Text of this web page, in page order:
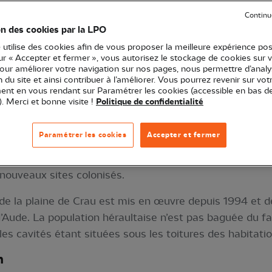
qui sont, pour les principaux, classés par ordre
des juvéniles, la productivité moyenne, les
et d’immigration sont également des
de la population (effectif, productivité,
à partir des données du suivi de la reproduction et
objectif la localisation des sites de reproduction
nicheurs, du succès reproducteur et de la
d’une année sur l’autre. Cependant, une
sites colonisés.
la plaine de Crau est mis en œuvre depuis 1994 et
La population héraultaise n’est pas baguée du
cavités étant situées sous les toitures des
des cookies par la LPO
utilise des cookies afin de vous proposer la meilleure expérience
« Accepter et fermer », vous autorisez le stockage de cookies sur
améliorer votre navigation sur nos pages, nous permettre
du site et ainsi contribuer à l’améliorer. Vous pourrez revenir sur
en vous rendant sur Paramétrer les cookies (accessible en bas
Merci et bonne visite ! Politique de confidentialité
Accepter et fermer
Paramétrer les cookies